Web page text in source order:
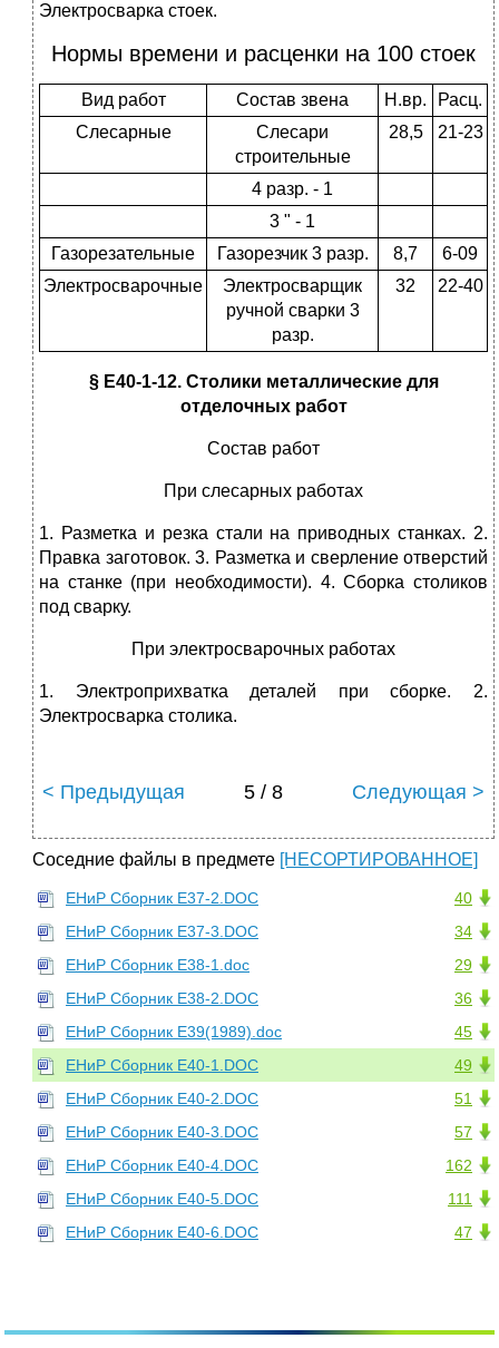
Электросварка стоек.
Нормы времени и расценки на 100 стоек
Вид работ Состав звена Н.вр. Расц.
Слесарные
Слесари
строительные
28,5 21-23
4 разр. - 1
3 " - 1
Газорезательные
Газорезчик 3 разр. 8,7
6-09
Электросварочные
Электросварщик
ручной сварки 3
разр.
32 22-40
§ E40-1-12. Столики металлические для
отделочных работ
Состав работ
При слесарных работах
1. Разметка и резка стали на приводных станках. 2.
Правка заготовок. 3. Разметка и сверление отверстий
на станке (при необходимости). 4. Сборка столиков
под сварку.
При электросварочных работах
1. Электроприхватка деталей при сборке. 2.
Электросварка столика.
< Предыдущая 5 / 8 Следующая >
Соседние файлы в предмете [НЕСОРТИРОВАННОЕ]
40
ЕНиР Сборник Е37-2.DOC
34
ЕНиР Сборник Е37-3.DOC
29
ЕНиР Сборник Е38-1.doc
36
ЕНиР Сборник Е38-2.DOC
45
ЕНиР Сборник Е39(1989).doc
49
ЕНиР Сборник Е40-1.DOC
51
ЕНиР Сборник Е40-2.DOC
57
ЕНиР Сборник Е40-3.DOC
162
ЕНиР Сборник Е40-4.DOC
111
ЕНиР Сборник Е40-5.DOC
47
ЕНиР Сборник Е40-6.DOC